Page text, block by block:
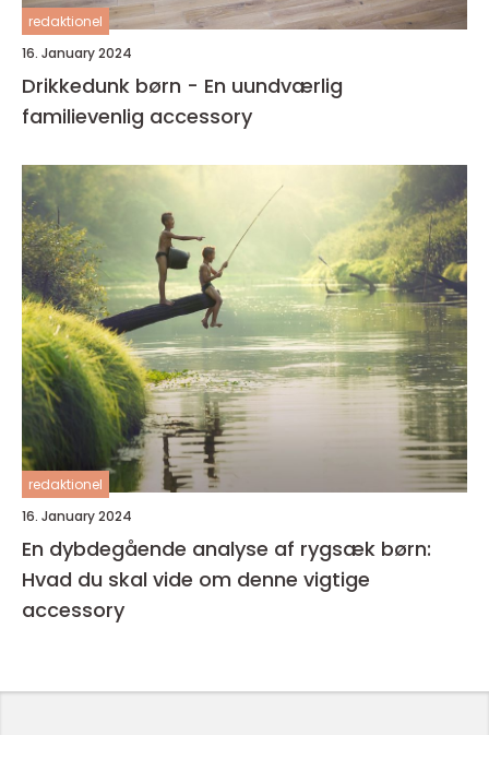
redaktionel
16. January 2024
Drikkedunk børn - En uundværlig
familievenlig accessory
redaktionel
16. January 2024
En dybdegående analyse af rygsæk børn:
Hvad du skal vide om denne vigtige
accessory